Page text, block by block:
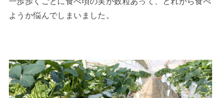
ようか悩んでしまいました。